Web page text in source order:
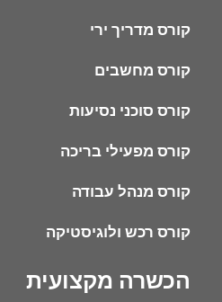
הכשרה מקצועית
קורס מדריך ירי
קורס מחשבים
קורס סוכני נסיעות
קורס מפעילי בריכה
קורס מנהל עבודה
קורס רכש ולוגיסטיקה